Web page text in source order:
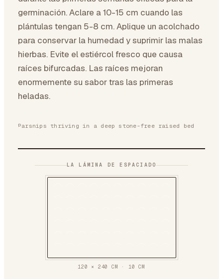
germinación. Aclare a 10-15 cm cuando las
plántulas tengan 5-8 cm. Aplique un acolchado
para conservar la humedad y suprimir las malas
hierbas. Evite el estiércol fresco que causa
raíces bifurcadas. Las raíces mejoran
enormemente su sabor tras las primeras
heladas.
Parsnips thriving in a deep stone-free raised bed
LA LÁMINA DE ESPACIADO
120 × 240 CM · 10 CM